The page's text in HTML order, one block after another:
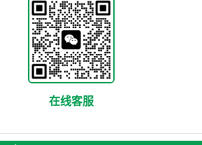
在线客服